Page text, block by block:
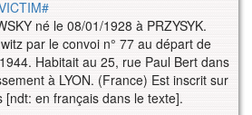
né le 08/01/1928 à PRZYSYK.
par le convoi n° 77 au départ de
Habitait au 25, rue Paul Bert dans
à LYON. (France) Est inscrit sur
[ndt: en français dans le texte].